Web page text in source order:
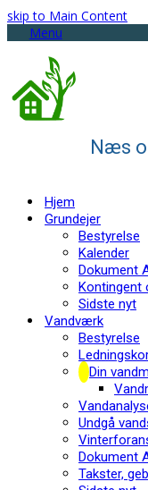
skip to Main Content
Menu
Næs
Hjem
Grundejer
Bestyrelse
Kalender
Dokument
Kontingent
Sidste nyt
Vandværk
Bestyrelse
Din
Undgå
Dokument
Takster,